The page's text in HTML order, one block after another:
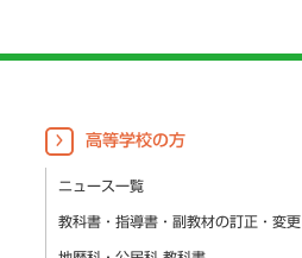
高等学校の方
ニュース一覧
教科書・指導書・副教材の訂正・変更